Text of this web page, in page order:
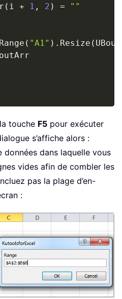
( i + 1 , 2 ) =
""
Range ( "A1" ) . Resize (
touche F5 pour exécuter
s’affiche alors :
données dans laquelle vous
vides afin de combler les
pas la plage d’en-
: